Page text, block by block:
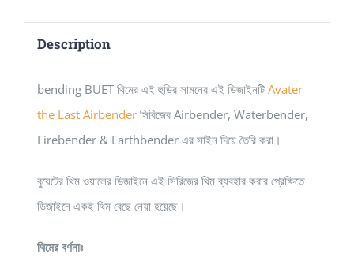
Description
bending BUET থিমের এই হুডির সামনের এই ডিজাইনটি Avater
the Last Airbenderসিরিজের Airbender, Waterbender,
Firebender & Earthbender এর সাইন দিয়ে তৈরি করা।
বুয়েটের থিম ওয়ালের ডিজাইনে এই সিরিজের থিম ব্যবহার করার প্রেক্ষিতে
ডিজাইনে একই থিম বেছে নেয়া হয়েছে।
থিমের বর্ণনাঃ